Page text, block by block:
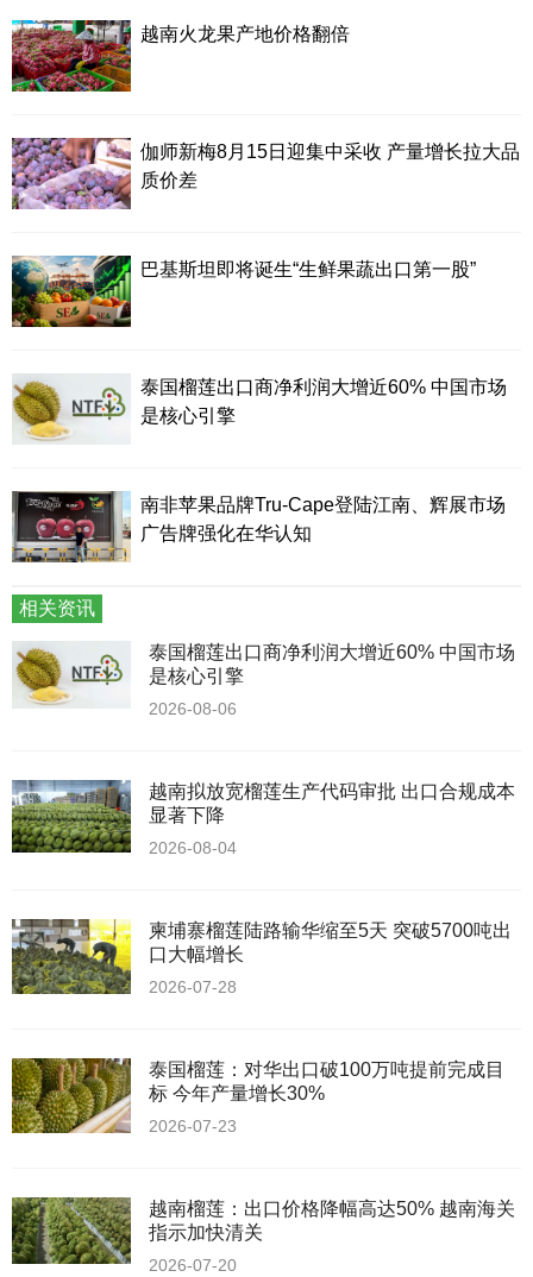
越南火龙果产地价格翻倍
伽师新梅8月15日迎集中采收 产量增长拉大品
质价差
巴基斯坦即将诞生“生鲜果蔬出口第一股”
泰国榴莲出口商净利润大增近60% 中国市场
是核心引擎
南非苹果品牌Tru-Cape登陆江南、辉展市场
广告牌强化在华认知
相关资讯
泰国榴莲出口商净利润大增近60% 中国市场
是核心引擎
2026-08-06
越南拟放宽榴莲生产代码审批 出口合规成本
显著下降
2026-08-04
柬埔寨榴莲陆路输华缩至5天 突破5700吨出
口大幅增长
2026-07-28
泰国榴莲：对华出口破100万吨提前完成目
标 今年产量增长30%
2026-07-23
越南榴莲：出口价格降幅高达50% 越南海关
指示加快清关
2026-07-20